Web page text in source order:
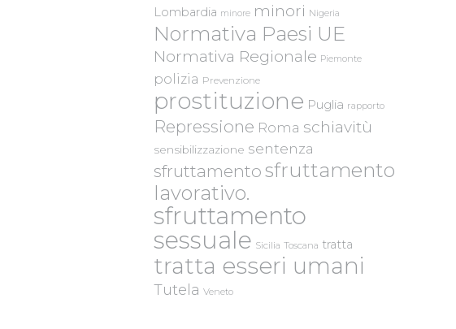
Lombardia minore minori Nigeria
Normativa Paesi UE
Normativa Regionale Piemonte
polizia Prevenzione
prostituzione Puglia rapporto
Repressione Roma schiavitù
sensibilizzazione sentenza
sfruttamento sfruttamento
lavorativo.
sfruttamento
sessuale Sicilia Toscana tratta
tratta esseri umani
Tutela Veneto